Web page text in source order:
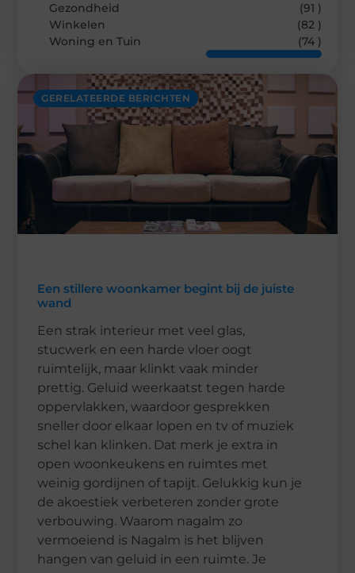
GERELATEERDE BERICHTEN
Een stillere woonkamer begint bij de juiste
wand
Een strak interieur met veel glas,
stucwerk en een harde vloer oogt
ruimtelijk, maar klinkt vaak minder
prettig. Geluid weerkaatst tegen harde
oppervlakken, waardoor gesprekken
sneller door elkaar lopen en tv of muziek
schel kan klinken. Dat merk je extra in
open woonkeukens en ruimtes met
weinig gordijnen of tapijt. Gelukkig kun je
de akoestiek verbeteren zonder grote
verbouwing. Waarom nagalm zo
vermoeiend is Nagalm is het blijven
hangen van geluid in een ruimte. Je
Gezondheid
(91 )
Winkelen
(82 )
Woning en Tuin
(74 )